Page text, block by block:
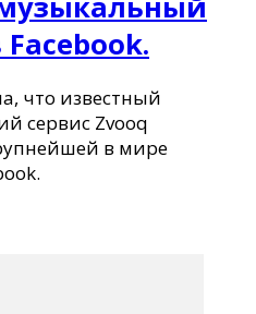
что известный
сервис Zvooq
в мире